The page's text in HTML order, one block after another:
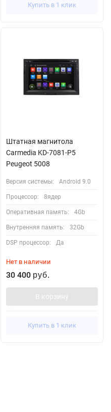
Купить в 1 клик
Штатная магнитола
Carmedia KD-7081-P5
Peugeot 5008
Версия системы: Android 9.0
Процессор: 8ядер
Оперативная память: 4Gb
Внутренняя память: 32Gb
DSP процессор: Да
Нет в наличии
30 400 руб.
В корзину
Купить в 1 клик